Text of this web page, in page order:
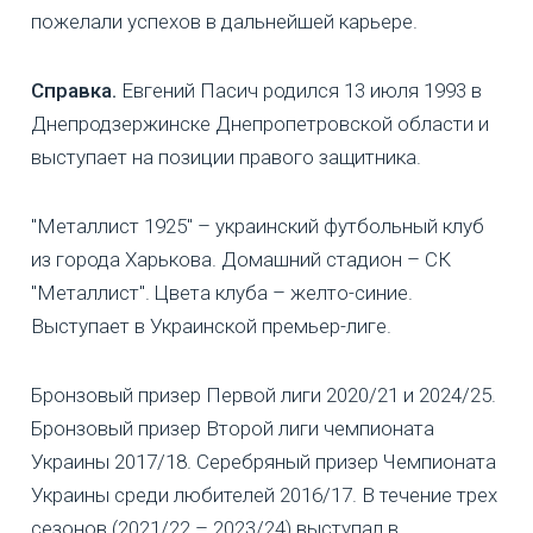
пожелали успехов в дальнейшей карьере.
Справка. Евгений Пасич родился 13 июля 1993 в
Днепродзержинске Днепропетровской области и
выступает на позиции правого защитника.
"Металлист 1925" – украинский футбольный клуб
из города Харькова. Домашний стадион – СК
"Металлист". Цвета клуба – желто-синие.
Выступает в Украинской премьер-лиге.
Бронзовый призер Первой лиги 2020/21 и 2024/25.
Бронзовый призер Второй лиги чемпионата
Украины 2017/18. Серебряный призер Чемпионата
Украины среди любителей 2016/17. В течение трех